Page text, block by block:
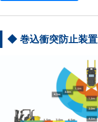
◆ 巻込衝突防止装置